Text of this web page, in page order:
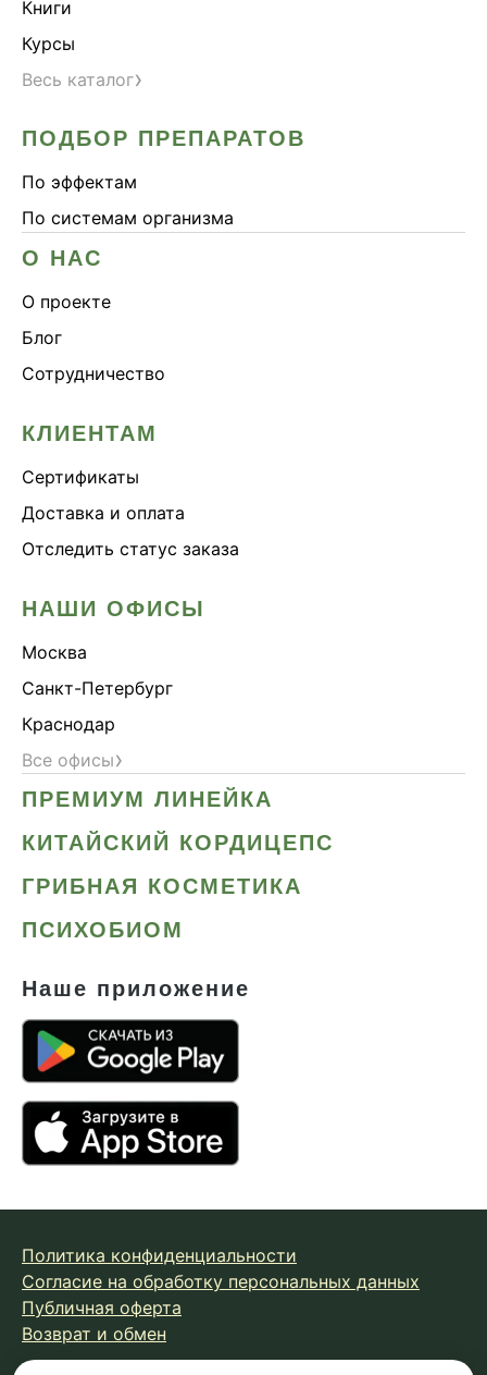
Книги
Курсы
Весь каталог›
ПОДБОР ПРЕПАРАТОВ
По эффектам
По системам организма
О НАС
О проекте
Блог
Сотрудничество
КЛИЕНТАМ
Сертификаты
Доставка и оплата
Отследить статус заказа
НАШИ ОФИСЫ
Москва
Санкт-Петербург
Краснодар
Все офисы›
ПРЕМИУМ ЛИНЕЙКА
КИТАЙСКИЙ КОРДИЦЕПС
ГРИБНАЯ КОСМЕТИКА
ПСИХОБИОМ
Наше приложение
Политика конфиденциальности
Согласие на обработку персональных данных
Публичная оферта
Возврат и обмен